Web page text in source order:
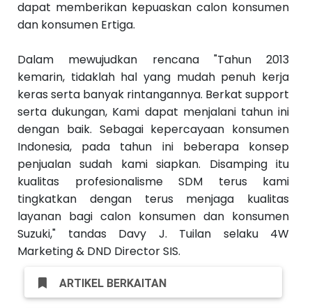
dapat memberikan kepuaskan calon konsumen
dan konsumen Ertiga.‬
‪Dalam mewujudkan rencana "Tahun 2013
kemarin, tidaklah hal yang mudah penuh kerja
keras serta banyak rintangannya. Berkat support
serta dukungan, Kami dapat menjalani tahun ini
dengan baik. Sebagai kepercayaan konsumen
Indonesia, pada tahun ini beberapa konsep
penjualan sudah kami siapkan. Disamping itu
kualitas profesionalisme SDM terus kami
tingkatkan dengan terus menjaga kualitas
layanan bagi calon konsumen dan konsumen
Suzuki," tandas Davy J. Tuilan selaku 4W
Marketing & DND Director SIS.
ARTIKEL BERKAITAN